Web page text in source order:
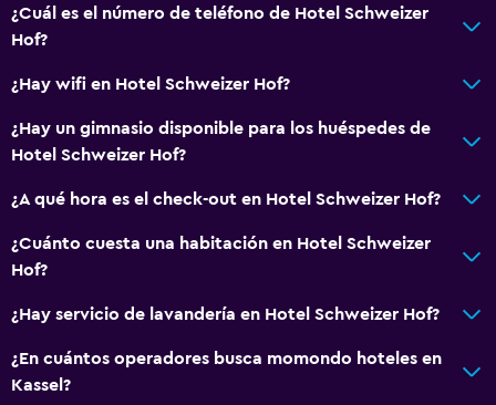
¿Cuál es el número de teléfono de Hotel Schweizer
Hof?
¿Hay wifi en Hotel Schweizer Hof?
¿Hay un gimnasio disponible para los huéspedes de
Hotel Schweizer Hof?
¿A qué hora es el check-out en Hotel Schweizer Hof?
¿Cuánto cuesta una habitación en Hotel Schweizer
Hof?
¿Hay servicio de lavandería en Hotel Schweizer Hof?
¿En cuántos operadores busca momondo hoteles en
Kassel?